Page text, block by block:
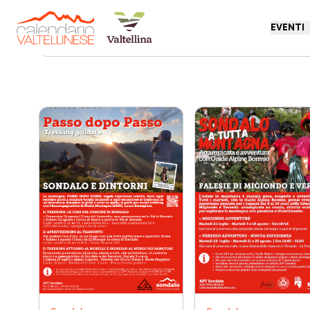
EVENTI
Torna indietro